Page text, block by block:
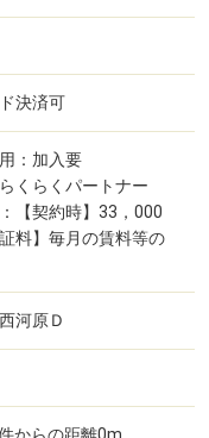
決済可
：加入要
くらくパートナー
【契約時】33，000
料】毎月の賃料等の
河原Ｄ